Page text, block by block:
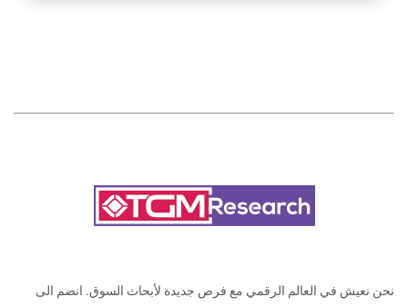
نحن نعيش في العالم الرقمي مع فرص جديدة لأبحاث السوق. انضم الى